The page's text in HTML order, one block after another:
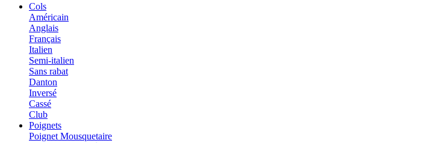
Cols
Américain
Anglais
Français
Italien
Semi-italien
Sans rabat
Danton
Inversé
Cassé
Club
Poignets
Poignet Mousquetaire